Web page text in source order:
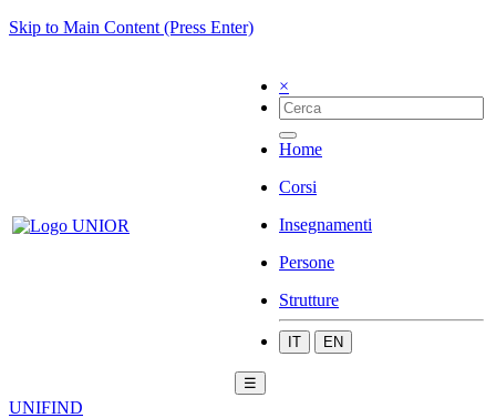
Skip to Main Content (Press Enter)
×
Home
Corsi
Insegnamenti
Persone
Strutture
IT EN
☰
UNIFIND